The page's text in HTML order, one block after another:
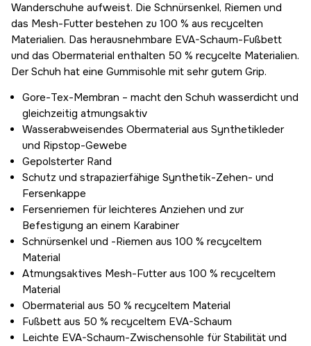
Wanderschuhe aufweist. Die Schnürsenkel, Riemen und
das Mesh-Futter bestehen zu 100 % aus recycelten
Materialien. Das herausnehmbare EVA-Schaum-Fußbett
und das Obermaterial enthalten 50 % recycelte Materialien.
Der Schuh hat eine Gummisohle mit sehr gutem Grip.
Gore-Tex-Membran – macht den Schuh wasserdicht und
gleichzeitig atmungsaktiv
Wasserabweisendes Obermaterial aus Synthetikleder
und Ripstop-Gewebe
Gepolsterter Rand
Schutz und strapazierfähige Synthetik-Zehen- und
Fersenkappe
Fersenriemen für leichteres Anziehen und zur
Befestigung an einem Karabiner
Schnürsenkel und -Riemen aus 100 % recyceltem
Material
Atmungsaktives Mesh-Futter aus 100 % recyceltem
Material
Obermaterial aus 50 % recyceltem Material
Fußbett aus 50 % recyceltem EVA-Schaum
Leichte EVA-Schaum-Zwischensohle für Stabilität und